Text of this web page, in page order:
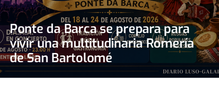
Ponte da Barca se prepara para
vivir una multitudinaria Romería
de San Bartolomé